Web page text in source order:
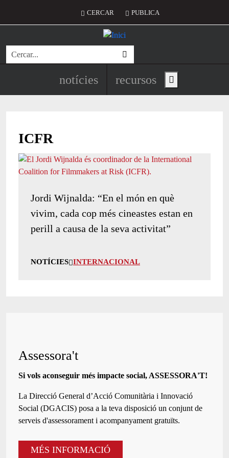
Menú del compte d'usuari
CERCAR PUBLICA
Cerca
Navegació principal de
notícies recursos Show main menu
ICFR
Jordi Wijnalda: “En el món en què
vivim, cada cop més cineastes estan en
perill a causa de la seva activitat”
NOTÍCIES INTERNACIONAL
Assessora't
Si vols aconseguir més impacte social, ASSESSORA'T!
La Direcció General d’Acció Comunitària i Innovació
Social (DGACIS) posa a la teva disposició un conjunt de
serveis d'assessorament i acompanyament gratuïts.
MÉS INFORMACIÓ